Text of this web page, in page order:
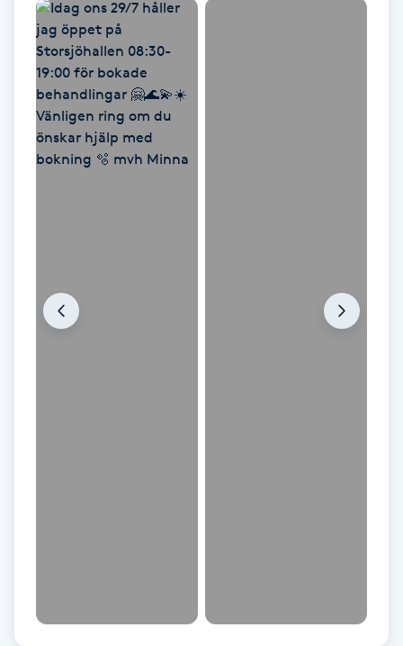
Hälsprickor
Idrottsmassage
Japansk massage